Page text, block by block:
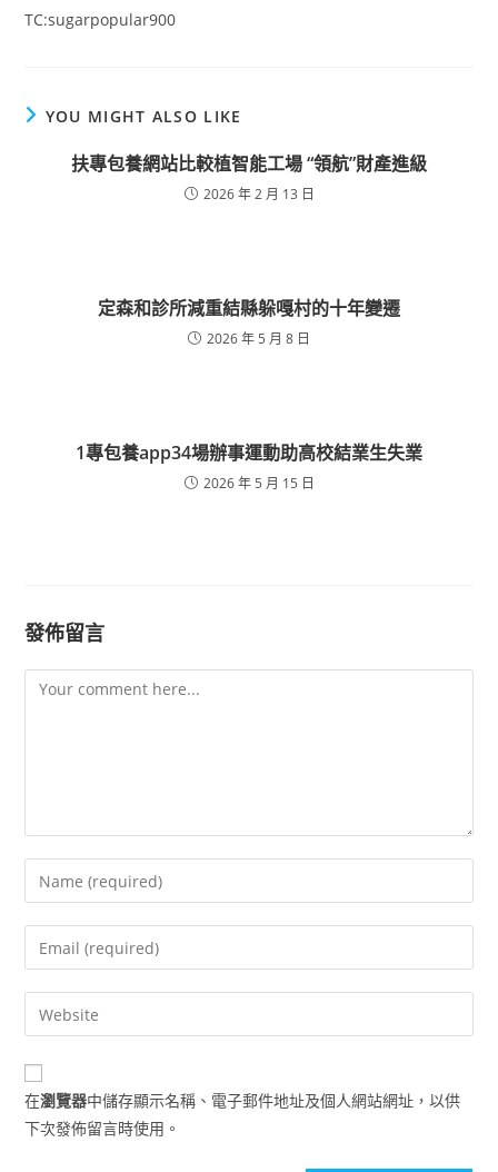
TC:sugarpopular900
YOU MIGHT ALSO LIKE
扶專包養網站比較植智能工場 “領航”財產進級
2026 年 2 月 13 日
定森和診所減重結縣躲嘎村的十年變遷
2026 年 5 月 8 日
1專包養app34場辦事運動助高校結業生失業
2026 年 5 月 15 日
發佈留言
Comment
Enter
your
name
comment
Enter
your
email
address
comment
Enter
your
website
URL
(optional)
在瀏覽器中儲存顯示名稱、電子郵件地址及個人網站網址，以供
下次發佈留言時使用。